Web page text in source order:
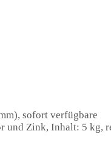
sofort verfügbare
und Zink, Inhalt: 5 kg,